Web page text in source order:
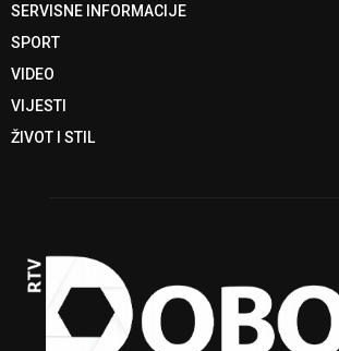
SERVISNE INFORMACIJE
SPORT
VIDEO
VIJESTI
ŽIVOT I STIL